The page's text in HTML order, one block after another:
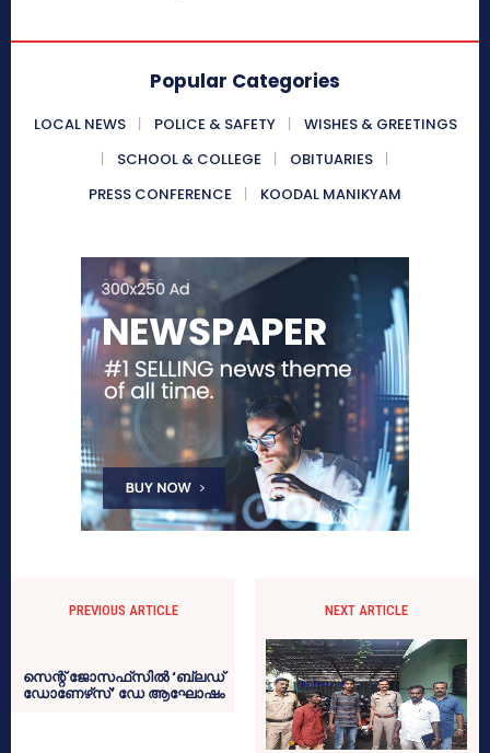
Popular Categories
LOCAL NEWS POLICE & SAFETY
WISHES & GREETINGS
SCHOOL & COLLEGE
OBITUARIES
PRESS CONFERENCE
KOODAL MANIKYAM
PREVIOUS ARTICLE
സെന്റ് ജോസഫ്‌സില്‍ ‘ബ്ലഡ്
ഡോണേഴ്‌സ്’ ഡേ ആഘോഷം
NEXT ARTICLE